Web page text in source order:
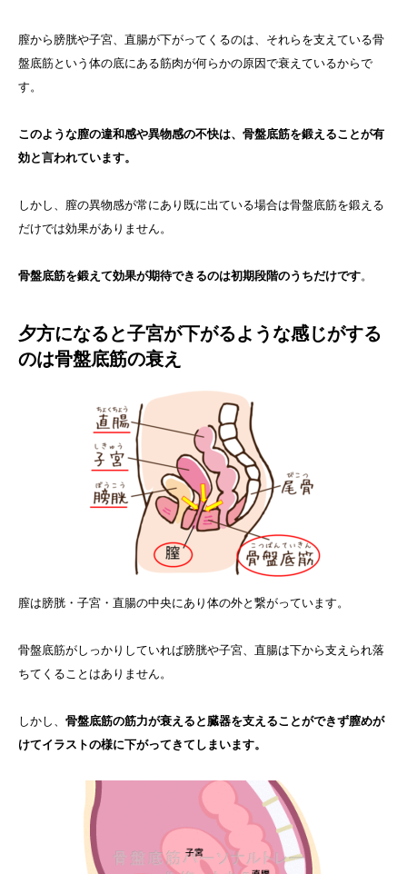
膣から膀胱や子宮、直腸が下がってくるのは、それらを支えている骨
盤底筋という体の底にある筋肉が何らかの原因で衰えているからで
す。
このような膣の違和感や異物感の不快は、骨盤底筋を鍛えることが有
効と言われています。
しかし、膣の異物感が常にあり既に出ている場合は骨盤底筋を鍛える
だけでは効果がありません。
骨盤底筋を鍛えて効果が期待できるのは初期段階のうちだけです。
夕方になると子宮が下がるような感じがする
のは骨盤底筋の衰え
膣は膀胱・子宮・直腸の中央にあり体の外と繋がっています。
骨盤底筋がしっかりしていれば膀胱や子宮、直腸は下から支えられ落
ちてくることはありません。
しかし、 骨盤底筋の筋力が衰えると臓器を支えることができず膣めが
けてイラストの様に下がってきてしまいます。